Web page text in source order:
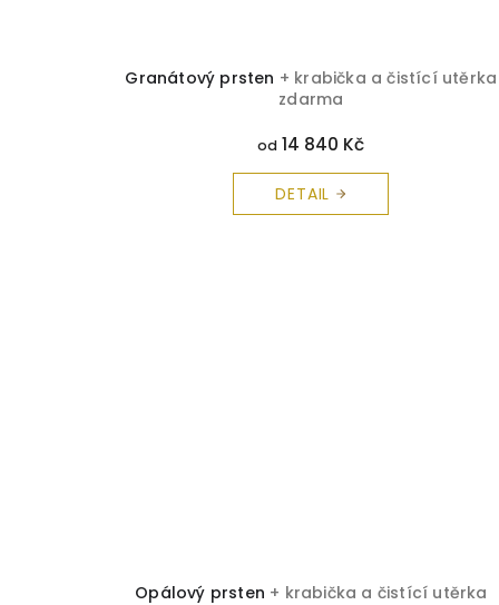
Granátový prsten + krabička a čistící utěrka
zdarma
od 14 840 Kč
DETAIL
Opálový prsten + krabička a čistící utěrka